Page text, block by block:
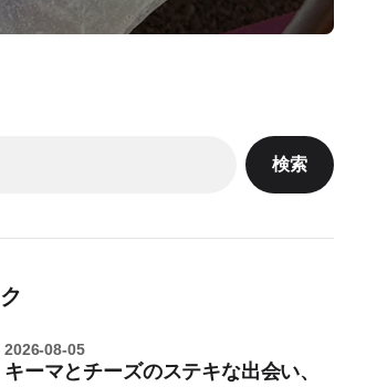
検索
キーマとチーズのステキな出会い、
2026-08-05